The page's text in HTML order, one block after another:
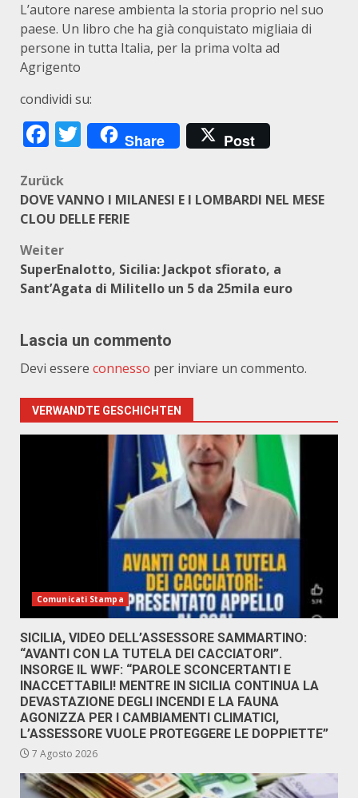
L’autore narese ambienta la storia proprio nel suo
paese. Un libro che ha già conquistato migliaia di
persone in tutta Italia, per la prima volta ad
Agrigento
condividi su:
Facebook
Twitter
Share Post
Beitragsnavigation
Zurück
DOVE VANNO I MILANESI E I LOMBARDI NEL MESE
CLOU DELLE FERIE
Weiter
SuperEnalotto, Sicilia: Jackpot sfiorato, a
Sant’Agata di Militello un 5 da 25mila euro
Lascia un commento
Devi essere connesso per inviare un commento.
VERWANDTE GESCHICHTEN
Comunicati Stampa
SICILIA, VIDEO DELL’ASSESSORE SAMMARTINO:
“AVANTI CON LA TUTELA DEI CACCIATORI”.
INSORGE IL WWF: “PAROLE SCONCERTANTI E
INACCETTABILI! MENTRE IN SICILIA CONTINUA LA
DEVASTAZIONE DEGLI INCENDI E LA FAUNA
AGONIZZA PER I CAMBIAMENTI CLIMATICI,
L’ASSESSORE VUOLE PROTEGGERE LE DOPPIETTE”
7 Agosto 2026